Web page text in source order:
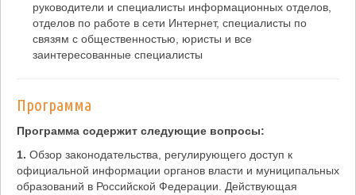
руководители и специалисты информационных отделов,
отделов по работе в сети Интернет, специалисты по
связям с общественностью, юристы и все
заинтересованные специалисты
Программа
Программа содержит следующие вопросы:
1. Обзор законодательства, регулирующего доступ к
официальной информации органов власти и муниципальных
образований в Российской Федерации. Действующая